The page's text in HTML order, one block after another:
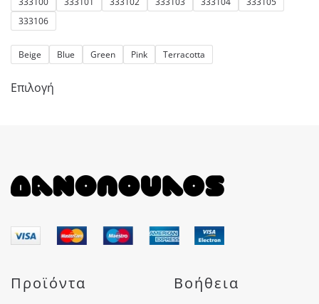
333106
Beige Blue Green Pink Terracotta
Επιλογή
Οι
να
στη
Προϊόντα Βοήθεια